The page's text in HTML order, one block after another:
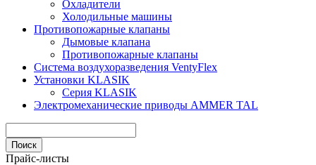
Охладители
Холодильные машины
Противопожарные клапаны
Дымовые клапана
Противопожарные клапаны
Система воздухоразведения VentyFlex
Установки KLASIK
Серия KLASIK
Электромеханические приводы AMMER TAL
Прайс-листы